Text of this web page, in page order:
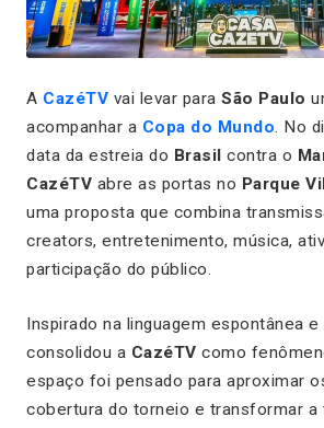
A CazéTV vai levar para São Paulo
acompanhar a Copa do Mundo. No
data da estreia do Brasil contra o
CazéTV abre as portas no Parque
uma proposta que combina
creators, entretenimento, música,
participação do público.
Inspirado na linguagem espontânea
consolidou a CazéTV como
espaço foi pensado para aproximar
cobertura do torneio e transformar a